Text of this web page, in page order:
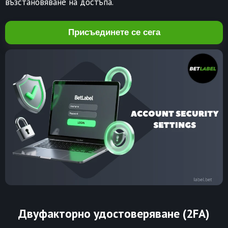
Присъединете се сега
Двуфакторно удостоверяване (2FA)